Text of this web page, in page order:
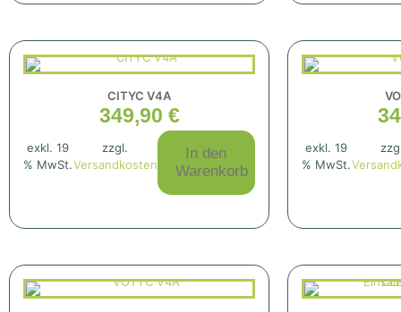
CITYC V4A
349,90 €
exkl. 19
% MwSt.
zzgl.
Versandkosten
In den
Warenkorb
exkl. 19
% MwSt.
damit die
Funktionsweise
und Struktur
Nutzer-
Erfahrung